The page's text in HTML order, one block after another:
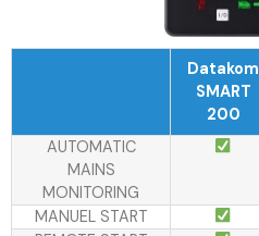
Datakom
SMART
200
AUTOMATIC
MAINS
MONITORING
MANUEL START